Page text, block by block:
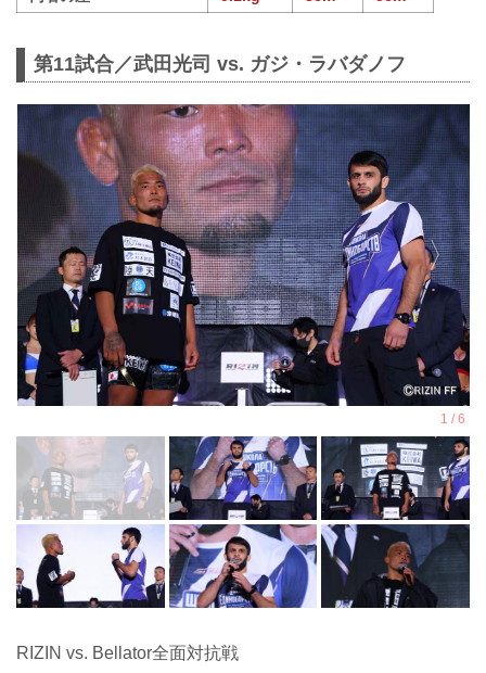
第11試合／武田光司 vs. ガジ・ラバダノフ
RIZIN vs. Bellator全面対抗戦